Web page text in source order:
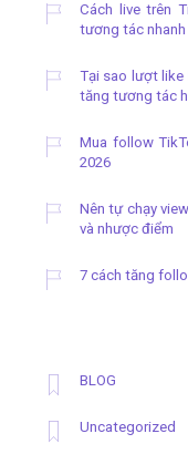
Cách live trên
tương tác nhanh
Tại sao lượt like
tăng tương tác
Mua follow
2026
Nên tự chạy
và nhược điểm
7 cách tăng
BLOG
Uncategorized